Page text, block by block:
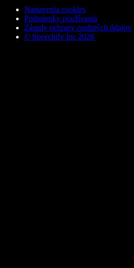
Nastavenia cookies
Podmienky používania
Zásady ochrany osobných údajov
© Speechify Inc 2026